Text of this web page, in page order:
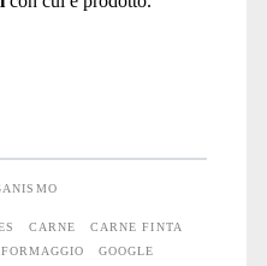
CARNE
CARNE FINTA
FORMAGGIO
GOOGLE